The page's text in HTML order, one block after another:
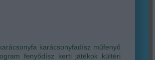
karácsonyfadísz műfenyő
fenyődísz kerti játékok
kültéri